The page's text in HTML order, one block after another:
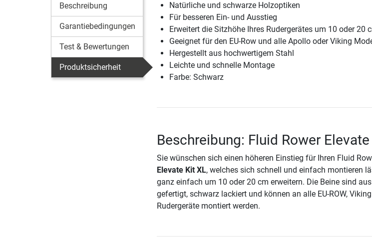
Beschreibung
Garantiebedingungen
Test & Bewertungen
Produktsicherheit
Natürliche und schwarze Holzoptiken
Für besseren Ein- und Ausstieg
Erweitert die Sitzhöhe Ihres Rudergerätes um 10 oder 20
Geeignet für den EU-Row und alle Apollo oder Viking
Hergestellt aus hochwertigem Stahl
Leichte und schnelle Montage
Farbe: Schwarz
Beschreibung: Fluid Rower
Sie wünschen sich einen höheren Einstieg für Ihren Fluid
Elevate Kit XL, welches sich schnell und einfach montieren
ganz einfach um 10 oder 20 cm erweitern. Die Beine sind
gefertigt, schwarz lackiert und können an alle EU-ROW,
Rudergeräte montiert werden.